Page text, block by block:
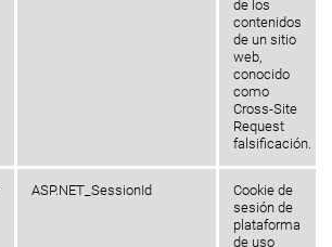
de los
contenidos
de un sitio
web,
conocido
como
Cross-Site
Request
falsificación.
ASP.NET_SessionId
Cookie de
sesión de
plataforma
de uso